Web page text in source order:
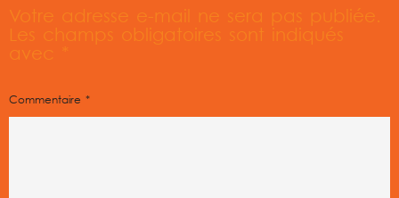
Votre adresse e-mail ne sera pas publiée.
Les champs obligatoires sont indiqués
avec
*
Commentaire *